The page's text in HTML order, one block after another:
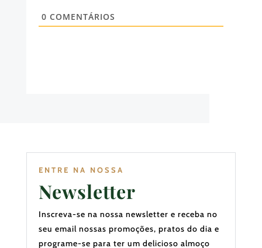
0 COMENTÁRIOS
ENTRE NA NOSSA
Newsletter
Inscreva-se na nossa newsletter e receba no
seu email nossas promoções, pratos do dia e
programe-se para ter um delicioso almoço